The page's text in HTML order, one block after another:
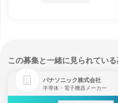
この募集と一緒に見られてい
パナソニック株式会社
半導体・電子機器メーカー